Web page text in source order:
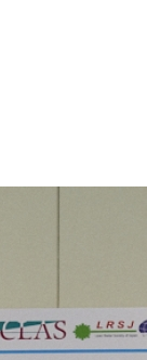
研究員が
on Laser
よりILRC32